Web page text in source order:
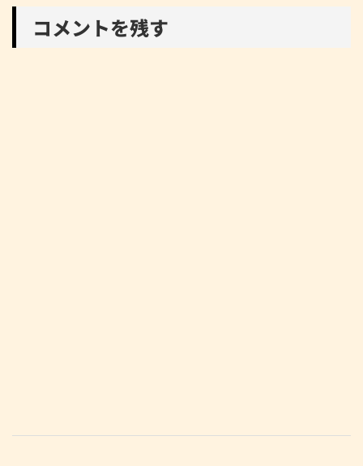
コメントを残す